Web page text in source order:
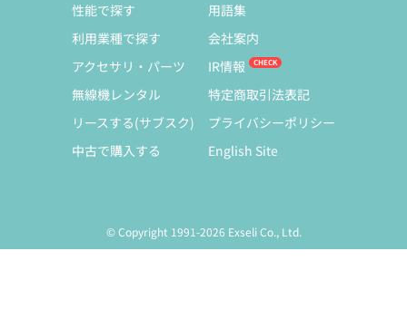
性能で探す
利用業種で探す
アクセサリ・パーツ
無線機レンタル
リースする(サブスク)
中古で購入する
用語集
会社案内
IR情報
特定商取引法表記
プライバシーポリシー
English Site
© Copyright 1991-2026 Exseli Co., Ltd.